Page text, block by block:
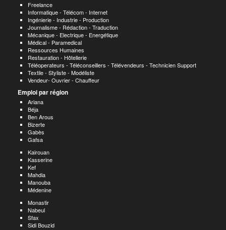
Freelance
Informatique - Télécom - Internet
Ingénierie - Industrie - Production
Journalisme - Rédaction - Traduction
Mécanique - Electrique - Energétique
Médical - Paramedical
Ressources Humaines
Restauration - Hôtellerie
Téléoperateurs - Téléconseillers - Télévendeurs - Technicien Support
Textile - Styliste - Modéliste
Vendeur- Ouvrier - Chauffeur
Emploi par région
Ariana
Béja
Ben Arous
Bizerte
Gabès
Gafsa
Kairouan
Kasserine
Kef
Mahdia
Manouba
Médenine
Monastir
Nabeul
Sfax
Sidi Bouzid